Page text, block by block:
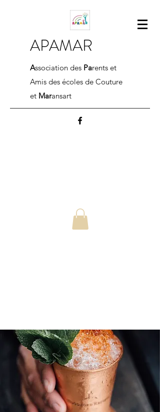
APAMAR
Association des Parents et
Amis des écoles de Couture
et Maransart